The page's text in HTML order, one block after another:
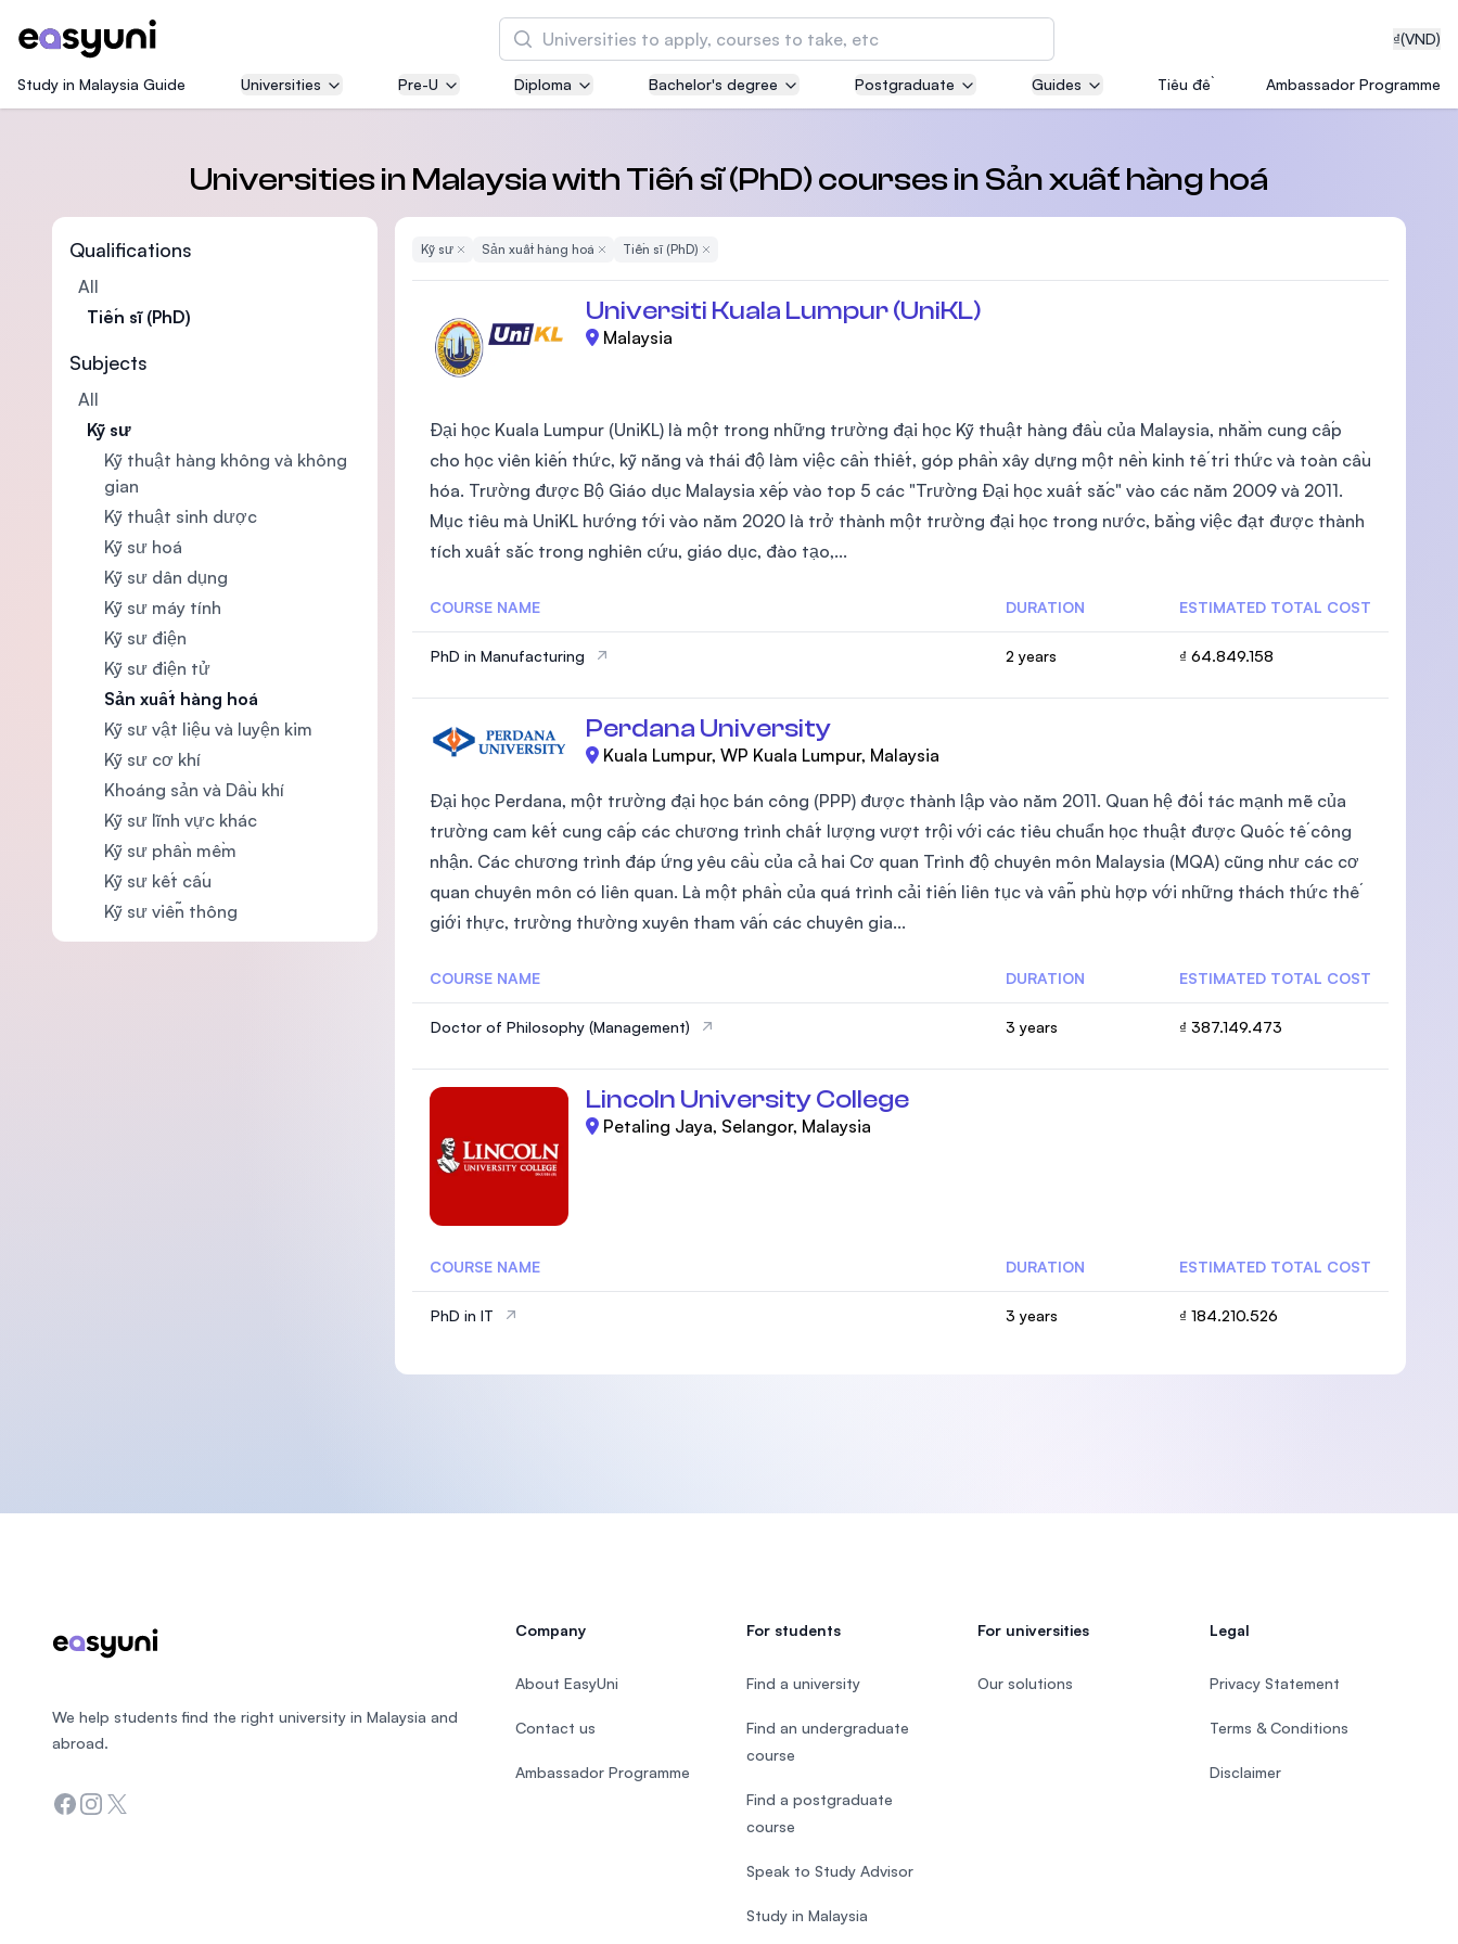
₫(VND)
Tìm kiếm
Asia Pacific University of Technology and
Well-known for Computer Science, IT and Engineering
courses
International Medical University (IMU)
Malaysia's first and most established private medical
and healthcare university
the Massachusetts Institute of Technology (MIT)
SEGi University Kota Damansara
Study in Malaysia Guide Universities Pre-U Diploma Bachelor's degree Postgraduate Guides Tiêu đề Ambassador Programme
Universities in Malaysia with Tiến sĩ (PhD) courses in Sản xuất hàng hoá
Qualifications
All
Tiến sĩ (PhD)
Subjects
All
Kỹ sư
Kỹ thuật hàng không và không
gian
Kỹ thuật sinh dược
Kỹ sư hoá
Kỹ sư dân dụng
Kỹ sư máy tính
Kỹ sư điện
Kỹ sư điện tử
Sản xuất hàng hoá
Kỹ sư vật liệu và luyện kim
Kỹ sư cơ khí
Khoáng sản và Dầu khí
Kỹ sư lĩnh vực khác
Kỹ sư phần mềm
Kỹ sư kết cấu
Kỹ sư viễn thông
Kỹ sưRemove Filter
Sản xuất hàng hoá Remove Filter
Tiến sĩ (PhD) Remove Filter
Universiti Kuala Lumpur (UniKL)
Malaysia
Đại học Kuala Lumpur (UniKL) là một trong những trường đại học Kỹ thuật hàng đầu của Malaysia, nhằm cung cấp
cho học viên kiến thức, kỹ năng và thái độ làm việc cần thiết, góp phần xây dựng một nền kinh tế tri thức và toàn cầu
hóa. Trường được Bộ Giáo dục Malaysia xếp vào top 5 các "Trường Đại học xuất sắc" vào các năm 2009 và 2011.
Mục tiêu mà UniKL hướng tới vào năm 2020 là trở thành một trường đại học trong nước, bằng việc đạt được thành
tích xuất sắc trong nghiên cứu, giáo dục, đào tạo,...
COURSE NAME DURATION ESTIMATED TOTAL COST
PhD in Manufacturing 2 years ₫ 64.849.158
Perdana University
Kuala Lumpur, WP Kuala Lumpur, Malaysia
Đại học Perdana, một trường đại học bán công (PPP) được thành lập vào năm 2011. Quan hệ đối tác mạnh mẽ của
trường cam kết cung cấp các chương trình chất lượng vượt trội với các tiêu chuẩn học thuật được Quốc tế công
nhận. Các chương trình đáp ứng yêu cầu của cả hai Cơ quan Trình độ chuyên môn Malaysia (MQA) cũng như các cơ
quan chuyên môn có liên quan. Là một phần của quá trình cải tiến liên tục và vẫn phù hợp với những thách thức thế
giới thực, trường thường xuyên tham vấn các chuyên gia...
COURSE NAME DURATION ESTIMATED TOTAL COST
Doctor of Philosophy (Management) 3 years ₫ 387.149.473
Lincoln University College
Petaling Jaya, Selangor, Malaysia
COURSE NAME DURATION ESTIMATED TOTAL COST
PhD in IT 3 years ₫ 184.210.526
We help students find the right university in Malaysia and
abroad.
Facebook
Instagram
Twitter
Company
About EasyUni
Contact us
Ambassador Programme
For students
Find a university
Find an undergraduate
course
Find a postgraduate
course
Speak to Study Advisor
Study in Malaysia
For universities
Our solutions
Legal
Privacy Statement
Terms & Conditions
Disclaimer